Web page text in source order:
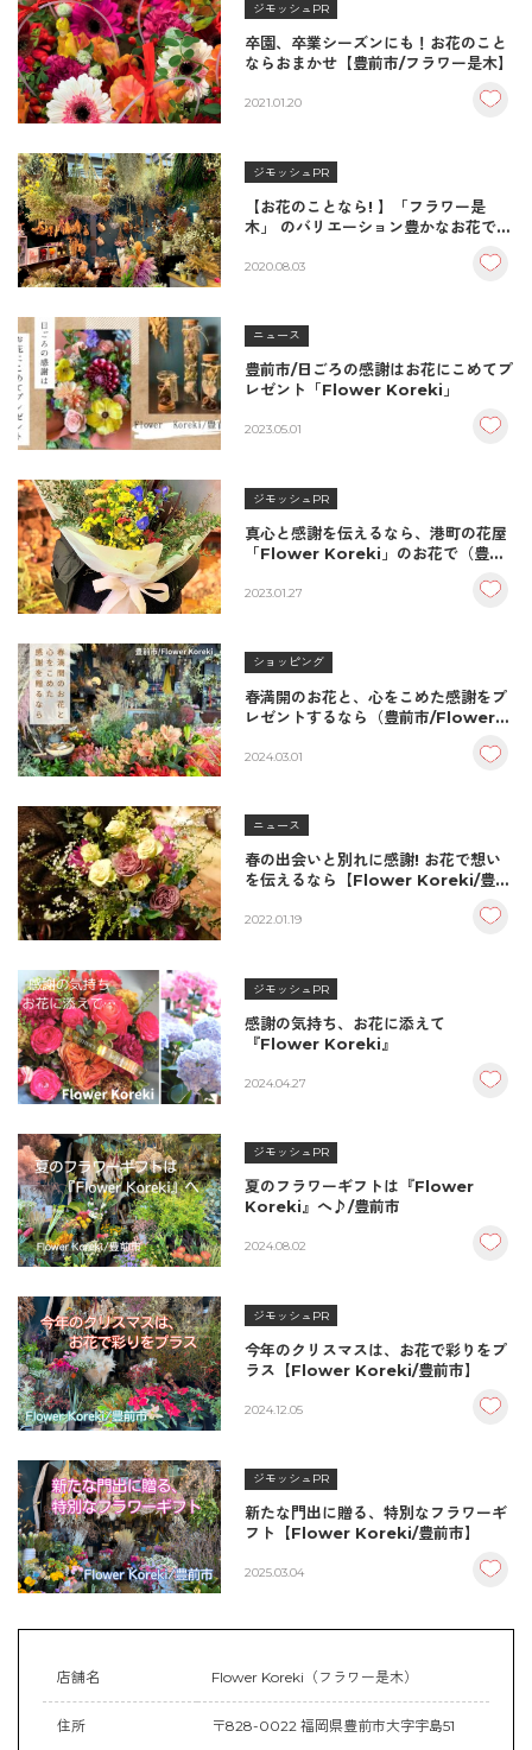
ジモッシュPR
卒園、卒業シーズンにも！お花のこと
ならおまかせ【豊前市/フラワー是木】
2021.01.20
ジモッシュPR
【お花のことなら! 】「フラワー是
木」 のバリエーション豊かなお花で元
2020.08.03
ニュース
豊前市/日ごろの感謝はお花にこめてプ
レゼント「Flower Koreki」
2023.05.01
ジモッシュPR
真心と感謝を伝えるなら、港町の花屋
「Flower Koreki」のお花で（豊前
2023.01.27
ショッピング
春満開のお花と、心をこめた感謝をプ
レゼントするなら（豊前市/Flower
2024.03.01
ニュース
春の出会いと別れに感謝! お花で想い
を伝えるなら【Flower Koreki/豊前
2022.01.19
ジモッシュPR
感謝の気持ち、お花に添えて
『Flower Koreki』
2024.04.27
ジモッシュPR
夏のフラワーギフトは『Flower
Koreki』へ♪/豊前市
2024.08.02
ジモッシュPR
今年のクリスマスは、お花で彩りをプ
ラス【Flower Koreki/豊前市】
2024.12.05
ジモッシュPR
新たな門出に贈る、特別なフラワーギ
フト【Flower Koreki/豊前市】
2025.03.04
店舗名 Flower Koreki（フラワー是木）
住所 〒828-0022 福岡県豊前市大字宇島51